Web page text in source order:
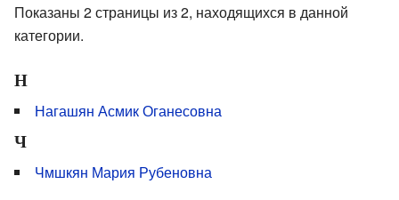
Показаны 2 страницы из 2, находящихся в данной
категории.
Н
Нагашян Асмик Оганесовна
Ч
Чмшкян Мария Рубеновна